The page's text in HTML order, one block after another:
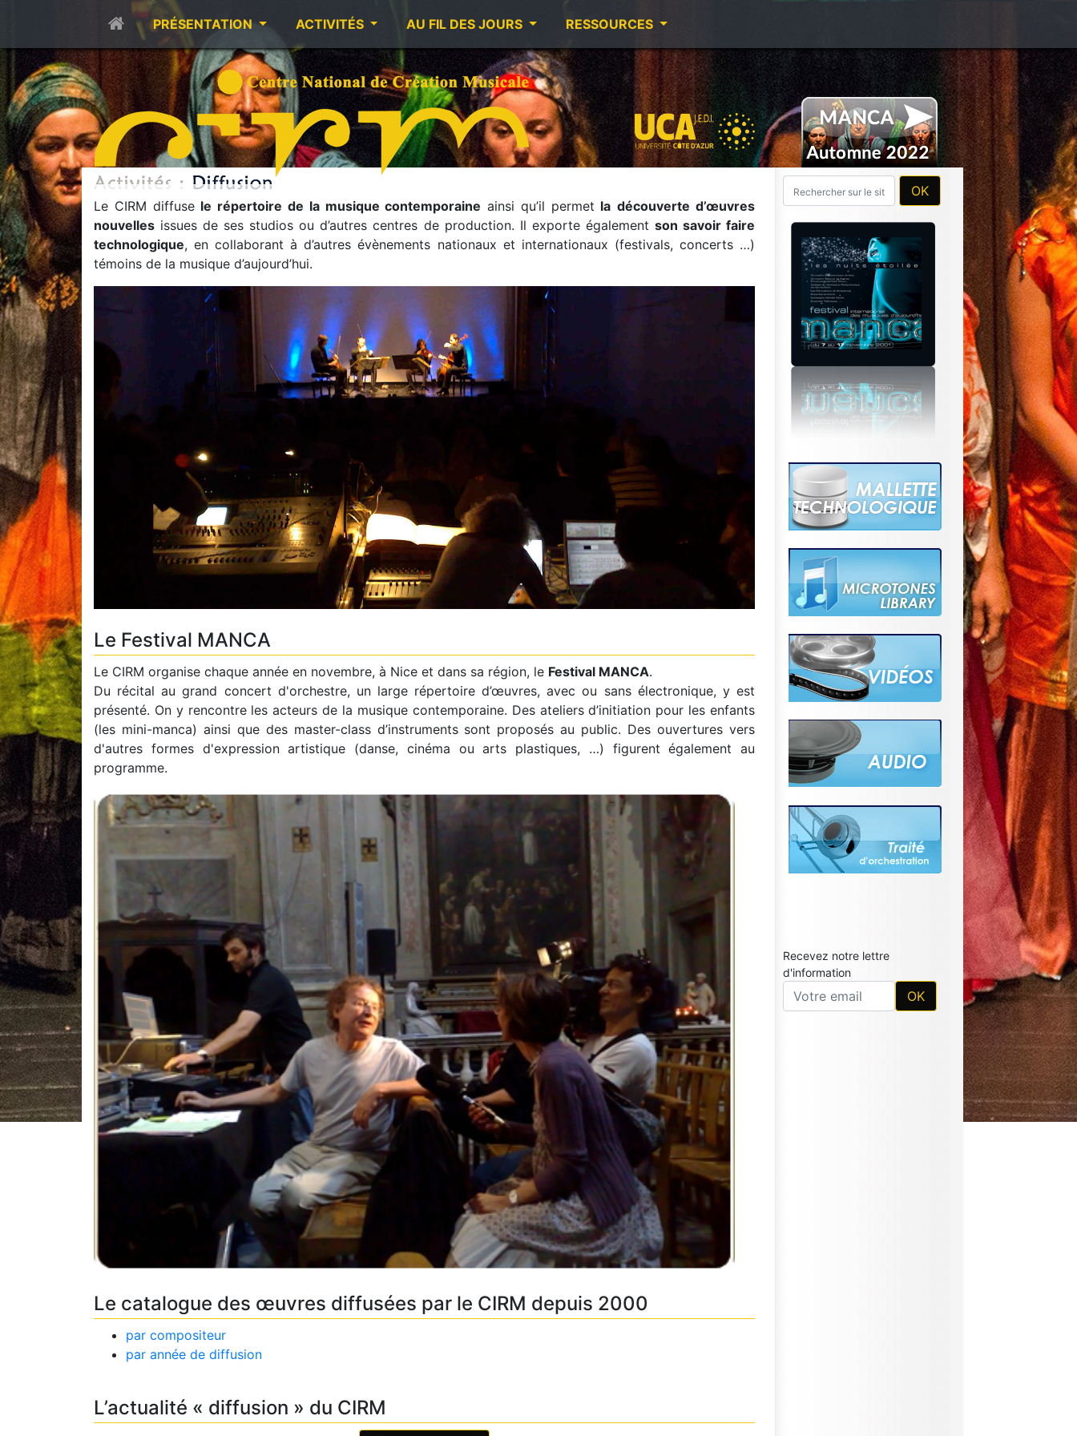
PRÉSENTATION ACTIVITÉS AU FIL DES JOURS RESSOURCES
Le CIRM diffuse le répertoire de la musique contemporaine ainsi qu’il permet la découverte d’œuvres
nouvelles issues de ses studios ou d’autres centres de production. Il exporte également son savoir faire
technologique, en collaborant à d’autres évènements nationaux et internationaux (festivals, concerts …)
témoins de la musique d’aujourd’hui.
Le Festival MANCA
Le CIRM organise chaque année en novembre, à Nice et dans sa région, le Festival MANCA.
Du récital au grand concert d'orchestre, un large répertoire d’œuvres, avec ou sans électronique, y est
présenté. On y rencontre les acteurs de la musique contemporaine. Des ateliers d’initiation pour les enfants
(les mini-manca) ainsi que des master-class d’instruments sont proposés au public. Des ouvertures vers
d'autres formes d'expression artistique (danse, cinéma ou arts plastiques, …) figurent également au
programme.
Le catalogue des œuvres diffusées par le CIRM depuis 2000
par compositeur
par année de diffusion
L’actualité « diffusion » du CIRM
Recevez notre lettre
d'information